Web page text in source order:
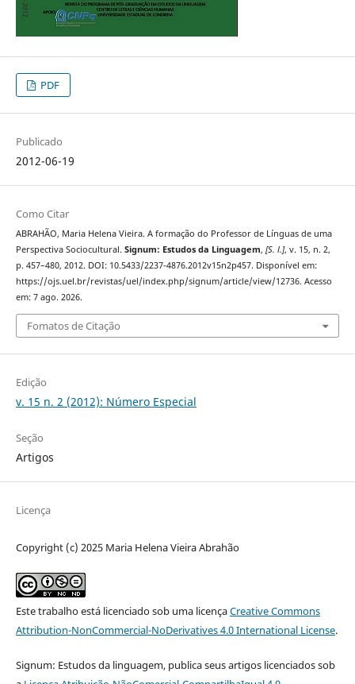
PDF
Publicado
2012-06-19
Como Citar
ABRAHÃO, Maria Helena Vieira. A formação do Professor de Línguas de uma
Perspectiva Sociocultural. Signum: Estudos da Linguagem, [S. l.], v. 15, n. 2,
p. 457–480, 2012. DOI: 10.5433/2237-4876.2012v15n2p457. Disponível em:
https://ojs.uel.br/revistas/uel/index.php/signum/article/view/12736. Acesso
em: 7 ago. 2026.
Fomatos de Citação
Edição
v. 15 n. 2 (2012): Número Especial
Seção
Artigos
Licença
Copyright (c) 2025 Maria Helena Vieira Abrahão
Este trabalho está licenciado sob uma licençaCreative Commons
Attribution-NonCommercial-NoDerivatives 4.0 International License.
Signum: Estudos da linguagem, publica seus artigos licenciados sob